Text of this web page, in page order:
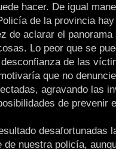
hacer. De igual
de la provincia
de aclarar el panorama
Lo peor que se
de las
que no
agravando las
de prevenir
desafortunadas
nuestra policía,